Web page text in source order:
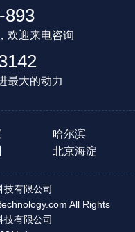
893
欢迎来电咨询
最大的动力
哈尔滨
北京海淀
技有限公司
All Rights
有限公司